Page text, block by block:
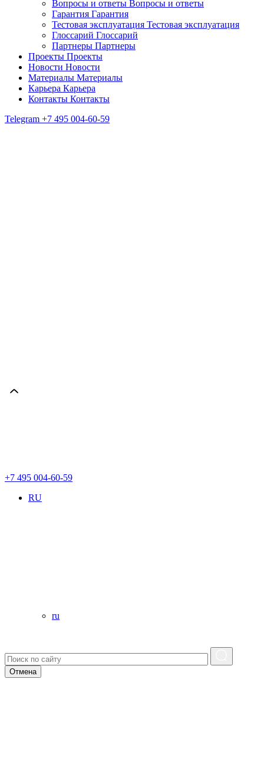
Вопросы и ответы Вопросы и ответы
Гарантия Гарантия
Тестовая эксплуатация Тестовая эксплуатация
Глоссарий Глоссарий
Партнеры Партнеры
Проекты Проекты
Новости Новости
Материалы Материалы
Карьера Карьера
Контакты Контакты
Telegram +7 495 004-60-59
+7 495 004-60-59
RU
ru
Отмена